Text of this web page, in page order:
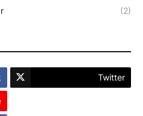
(2)
Twitter